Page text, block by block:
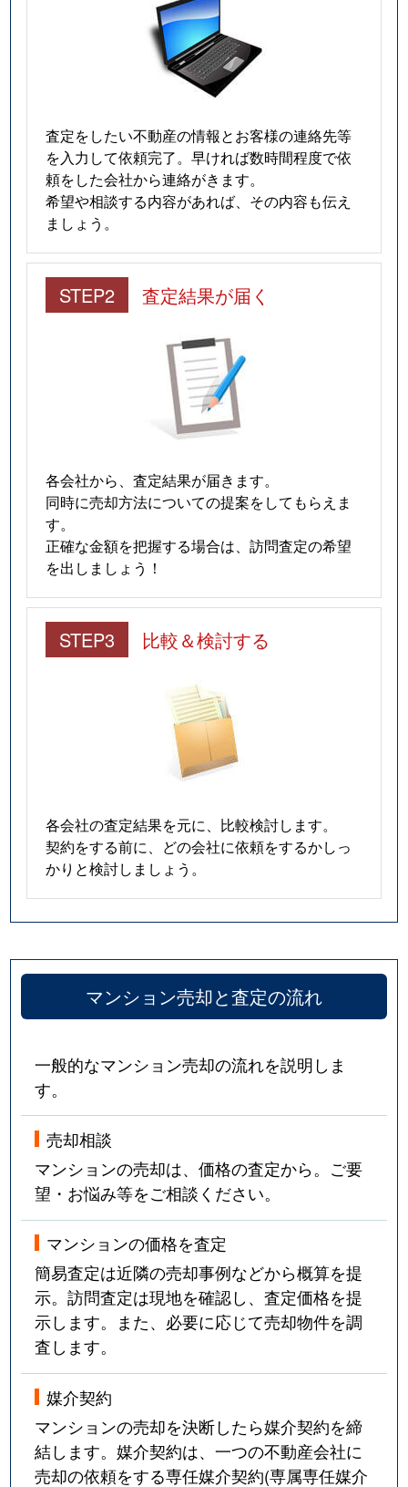
査定をしたい不動産の情報とお客様の連絡先等
を入力して依頼完了。早ければ数時間程度で依
頼をした会社から連絡がきます。
希望や相談する内容があれば、その内容も伝え
ましょう。
STEP2 査定結果が届く
各会社から、査定結果が届きます。
同時に売却方法についての提案をしてもらえま
す。
正確な金額を把握する場合は、訪問査定の希望
を出しましょう！
STEP3 比較＆検討する
各会社の査定結果を元に、比較検討します。
契約をする前に、どの会社に依頼をするかしっ
かりと検討しましょう。
マンション売却と査定の流れ
一般的なマンション売却の流れを説明しま
す。
売却相談
マンションの売却は、価格の査定から。ご要
望・お悩み等をご相談ください。
マンションの価格を査定
簡易査定は近隣の売却事例などから概算を提
示。訪問査定は現地を確認し、査定価格を提
示します。また、必要に応じて売却物件を調
査します。
媒介契約
マンションの売却を決断したら媒介契約を締
結します。媒介契約は、一つの不動産会社に
売却の依頼をする専任媒介契約(専属専任媒介